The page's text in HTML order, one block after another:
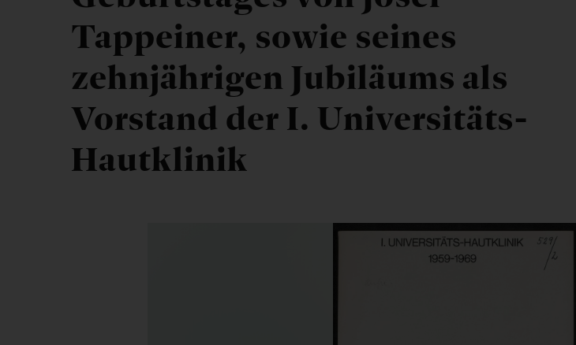
Tappeiner, sowie seines
zehnjährigen Jubiläums als
Vorstand der I. Universitäts-
Hautklinik